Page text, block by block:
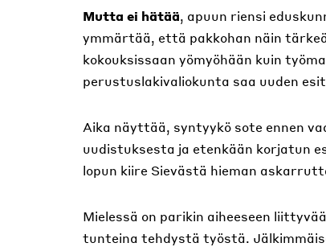
Mutta ei hätää, apuun riensi
ymmärtää, että pakkohan näin
kokouksissaan yömyöhään kuin
perustuslakivaliokunta saa uuden
Aika näyttää, syntyykö sote ennen
uudistuksesta ja etenkään korjatun
lopun kiire Sievästä hieman
Mielessä on parikin aiheeseen
tunteina tehdystä työstä.